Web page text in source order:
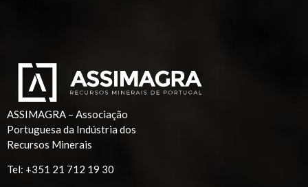
ASSIMAGRA – Associação
Portuguesa da Indústria dos
Recursos Minerais
Tel: +351 21 712 19 30